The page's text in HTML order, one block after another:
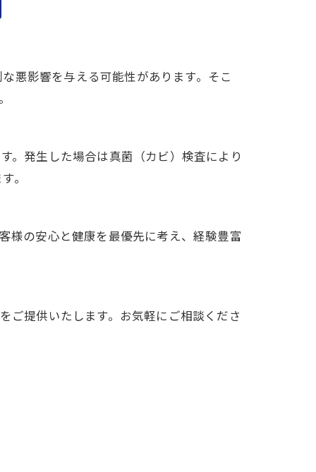
悪影響を与える可能性があります。そこ
。発生した場合は真菌（カビ）検査により
。
様の安心と健康を最優先に考え、経験豊富
ご提供いたします。お気軽にご相談くださ